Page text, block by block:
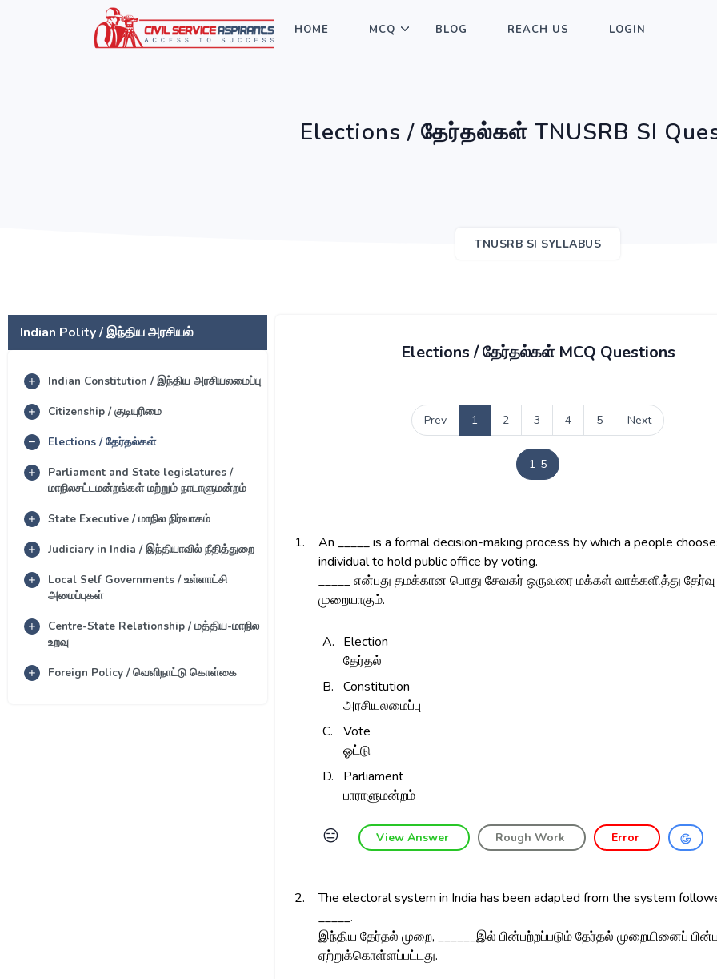
HOME MCQ BLOG REACH US LOGIN
Elections / தேர்தல்கள் TNUSRB SI
TNUSRB SI SYLLABUS
Indian Polity / இந்திய அரசியல்
Indian Constitution / இந்திய அரசியலமைப்பு
Citizenship / குடியுரிமை
Elections / தேர்தல்கள்
Parliament and State legislatures /
மாநிலசட்டமன்றங்கள் மற்றும் நாடாளுமன்றம்
State Executive / மாநில நிர்வாகம்
Judiciary in India / இந்தியாவில் நீதித்துறை
Local Self Governments / உள்ளாட்சி
அமைப்புகள்
Centre-State Relationship / மத்திய-மாநில
உறவு
Foreign Policy / வெளிநாட்டு கொள்கை
Elections / தேர்தல்கள் MCQ Questions
Prev 1 2 3 4 5 Next
1-5
1.
An _____ is a formal decision-making process by which a people
individual to hold public office by voting.
_____ என்பது தமக்கான பொது சேவகர் ஒருவரை மக்கள் வாக்களித்து தேர்வு
முறையாகும்.
A. Election
தேர்தல்
B.
Constitution
அரசியலமைப்பு
C.
Vote
ஓட்டு
D.
Parliament
பாராளுமன்றம்
😑 View Answer Rough Work Error
2.
The electoral system in India has been adapted from the system
_____.
இந்திய தேர்தல் முறை, ______இல் பின்பற்றப்படும் தேர்தல் முறையினைப்
ஏற்றுக்கொள்ளப்பட்டது.